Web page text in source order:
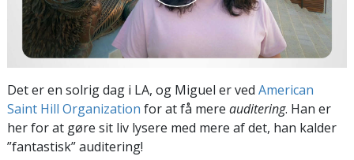
Det er en solrig dag i LA, og Miguel er ved American
Saint Hill Organization for at få mere auditering. Han er
her for at gøre sit liv lysere med mere af det, han kalder
”fantastisk” auditering!